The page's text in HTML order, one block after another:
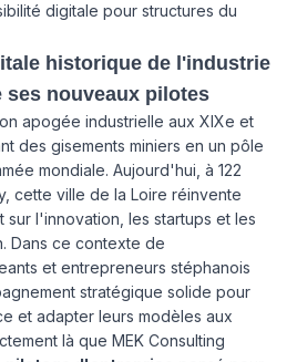
digitale pour structures du
historique de l'industrie
ses nouveaux pilotes
apogée industrielle aux XIXe et
des gisements miniers en un pôle
mondiale. Aujourd'hui, à 122
cette ville de la Loire réinvente
sur l'innovation, les startups et les
Dans ce contexte de
et entrepreneurs stéphanois
stratégique solide pour
et adapter leurs modèles aux
là que MEK Consulting